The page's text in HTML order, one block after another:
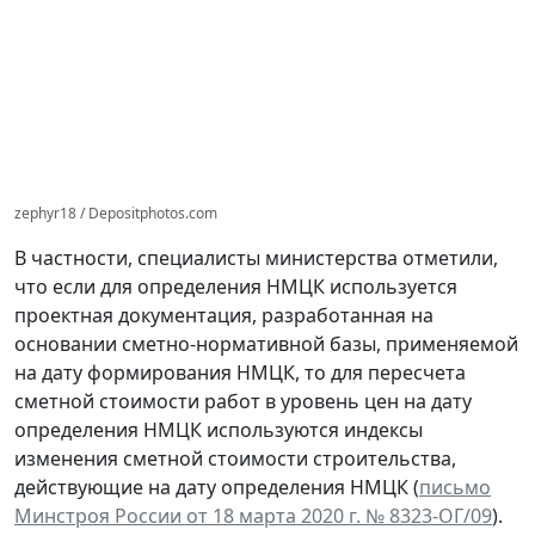
zephyr18 / Depositphotos.com
В частности, специалисты министерства отметили,
что если для определения НМЦК используется
проектная документация, разработанная на
основании сметно-нормативной базы, применяемой
на дату формирования НМЦК, то для пересчета
сметной стоимости работ в уровень цен на дату
определения НМЦК используются индексы
изменения сметной стоимости строительства,
действующие на дату определения НМЦК (письмо
Минстроя России от 18 марта 2020 г. № 8323-ОГ/09).